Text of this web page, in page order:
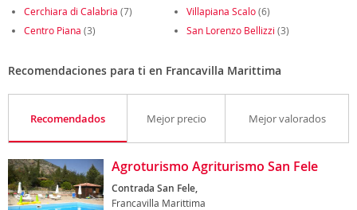
Cerchiara di Calabria (7) Villapiana Scalo(6)
Centro Piana (3) San Lorenzo Bellizzi (3)
Recomendaciones para ti en Francavilla Marittima
Recomendados Mejor precio Mejor valorados
Agroturismo Agriturismo San Fele
Contrada San Fele,
Francavilla Marittima